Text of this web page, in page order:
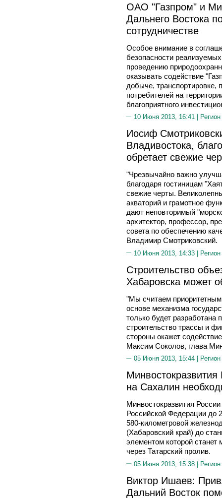
ОАО "Газпром" и
Дальнего Востока
сотрудничестве
Особое внимание в
безопасности
проведению
оказывать содействие
добыче, транспортировке,
потребителей на
благоприятного
10 Июня 2013, 16:41 |
Иосиф
Владивостока,
обретает свежие
"Чрезвычайно важно
благодаря гостиницам
свежие черты.
акваторий и грамотное
дают неповторимый
архитектор, профессор,
совета по обеспечению
Владимир Смотриковский.
10 Июня 2013, 14:33 |
Строительство
Хабаровска может
"Мы считаем
основе механизма
только будет разработана
строительство трассы и
стороны окажет
Максим Соколов, глава
05 Июня 2013, 15:44 |
на Сахалин
Минвостокразвития
Российской Федерации до
580-километровой
(Хабаровский край) до
элементом которой станет
через Татарский пролив.
05 Июня 2013, 15:38 |
Виктор Ишаев:
Дальний Восток